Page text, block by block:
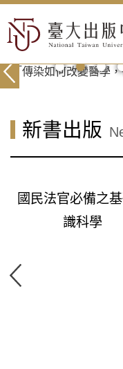
新書出版
國民法官必備之
識科學